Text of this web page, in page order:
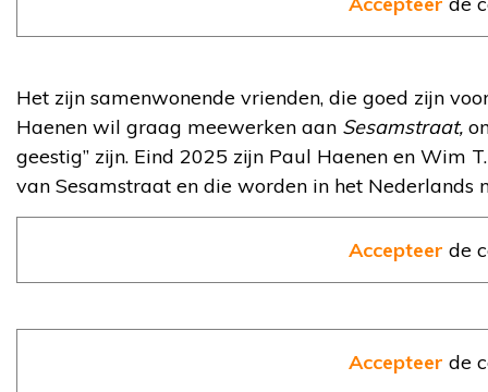
Het zijn samenwonende vrienden, die goed zijn
Haenen wil graag meewerken aan Sesamstraat,
geestig” zijn. Eind 2025 zijn Paul Haenen en Wim
van Sesamstraat en die worden in het Nederlands
Accepteer de
Accepteer de